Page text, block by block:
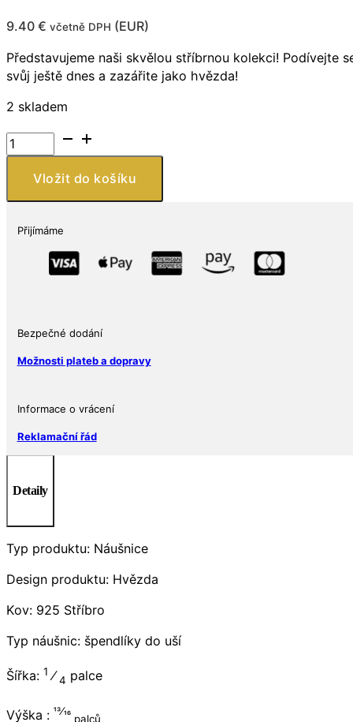
9.40 € včetně DPH (EUR)
Představujeme naši skvělou stříbrnou kolekci! Podívejte
svůj ještě dnes a zazářite jako hvězda!
2 skladem
Stříbrné
925
náušnice
špendlíku
Vložit do košíku
Přijímáme
Bezpečné dodání
Možnosti plateb a dopravy
Informace o vrácení
Reklamační řád
Detaily
Typ produktu: Náušnice
Design produktu: Hvězda
Kov: 925 Stříbro
Typ náušnic: špendlíky do uší
Šířka: 1⁄4 palce
Výška : 13⁄16
palců